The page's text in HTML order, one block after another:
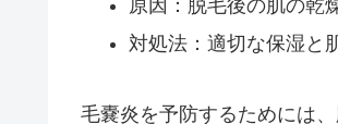
原因：脱毛後の肌の乾
対処法：適切な保湿と
毛嚢炎を予防するためには